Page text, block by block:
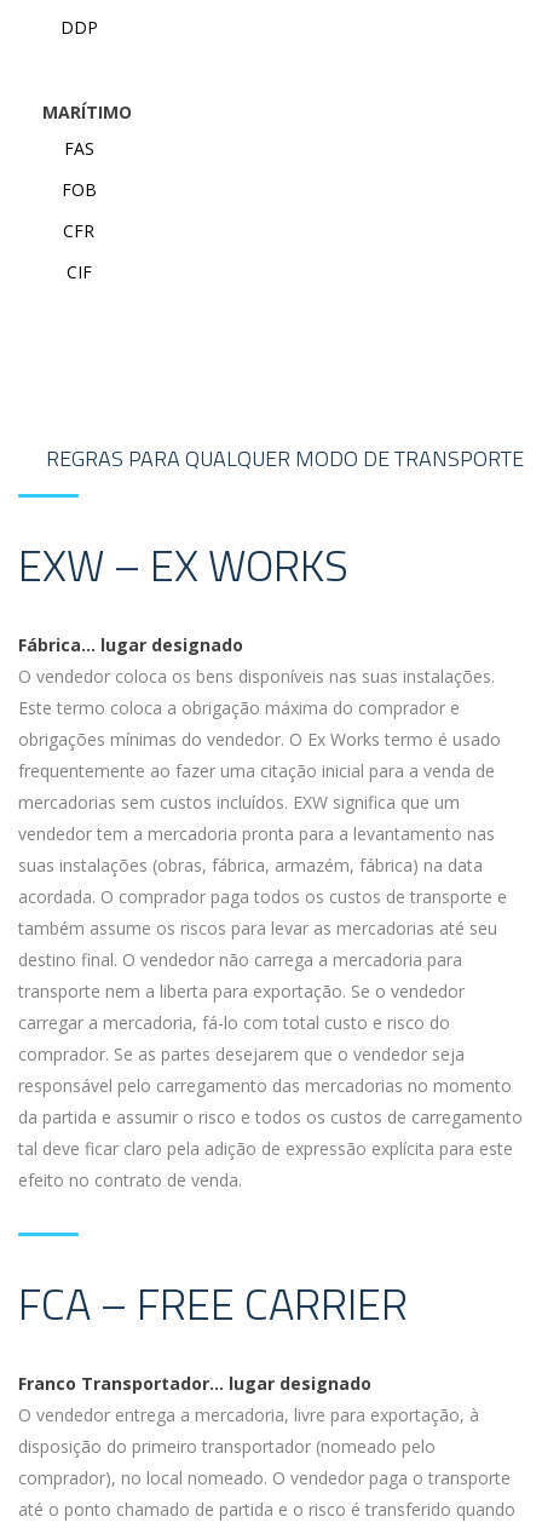
DDP
MARÍTIMO
FAS
FOB
CFR
CIF
REGRAS PARA QUALQUER MODO DE TRANSPORTE
EXW – EX WORKS
Fábrica… lugar designado
O vendedor coloca os bens disponíveis nas suas instalações.
Este termo coloca a obrigação máxima do comprador e
obrigações mínimas do vendedor. O Ex Works termo é usado
frequentemente ao fazer uma citação inicial para a venda de
mercadorias sem custos incluídos. EXW significa que um
vendedor tem a mercadoria pronta para a levantamento nas
suas instalações (obras, fábrica, armazém, fábrica) na data
acordada. O comprador paga todos os custos de transporte e
também assume os riscos para levar as mercadorias até seu
destino final. O vendedor não carrega a mercadoria para
transporte nem a liberta para exportação. Se o vendedor
carregar a mercadoria, fá-lo com total custo e risco do
comprador. Se as partes desejarem que o vendedor seja
responsável pelo carregamento das mercadorias no momento
da partida e assumir o risco e todos os custos de carregamento
tal deve ficar claro pela adição de expressão explícita para este
efeito no contrato de venda.
FCA – FREE CARRIER
Franco Transportador… lugar designado
O vendedor entrega a mercadoria, livre para exportação, à
disposição do primeiro transportador (nomeado pelo
comprador), no local nomeado. O vendedor paga o transporte
até o ponto chamado de partida e o risco é transferido quando